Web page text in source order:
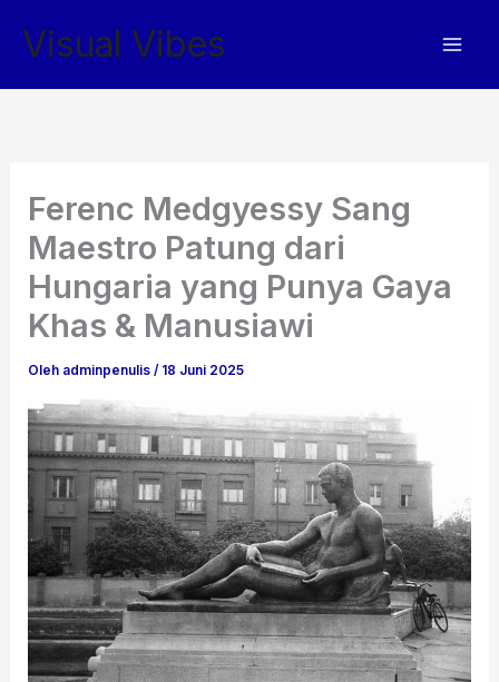
Visual Vibes
Ferenc Medgyessy Sang
Maestro Patung dari
Hungaria yang Punya Gaya
Khas & Manusiawi
Oleh adminpenulis/ 18 Juni 2025